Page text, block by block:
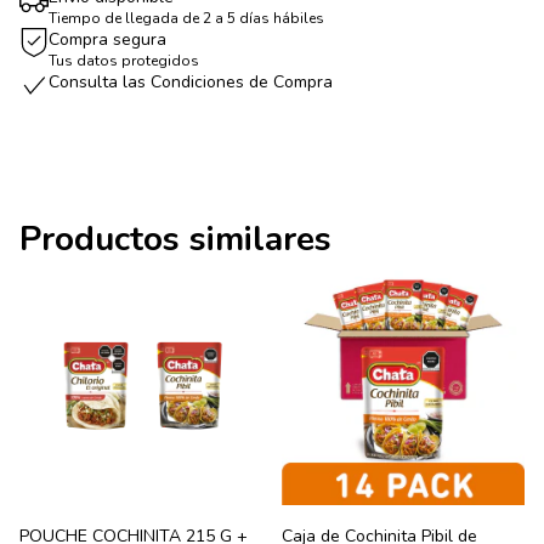
Tiempo de llegada de 2 a 5 días hábiles
Compra segura
Tus datos protegidos
Consulta las Condiciones de Compra
Productos similares
POUCHE COCHINITA 215 G + Caja de Cochinita Pibil de